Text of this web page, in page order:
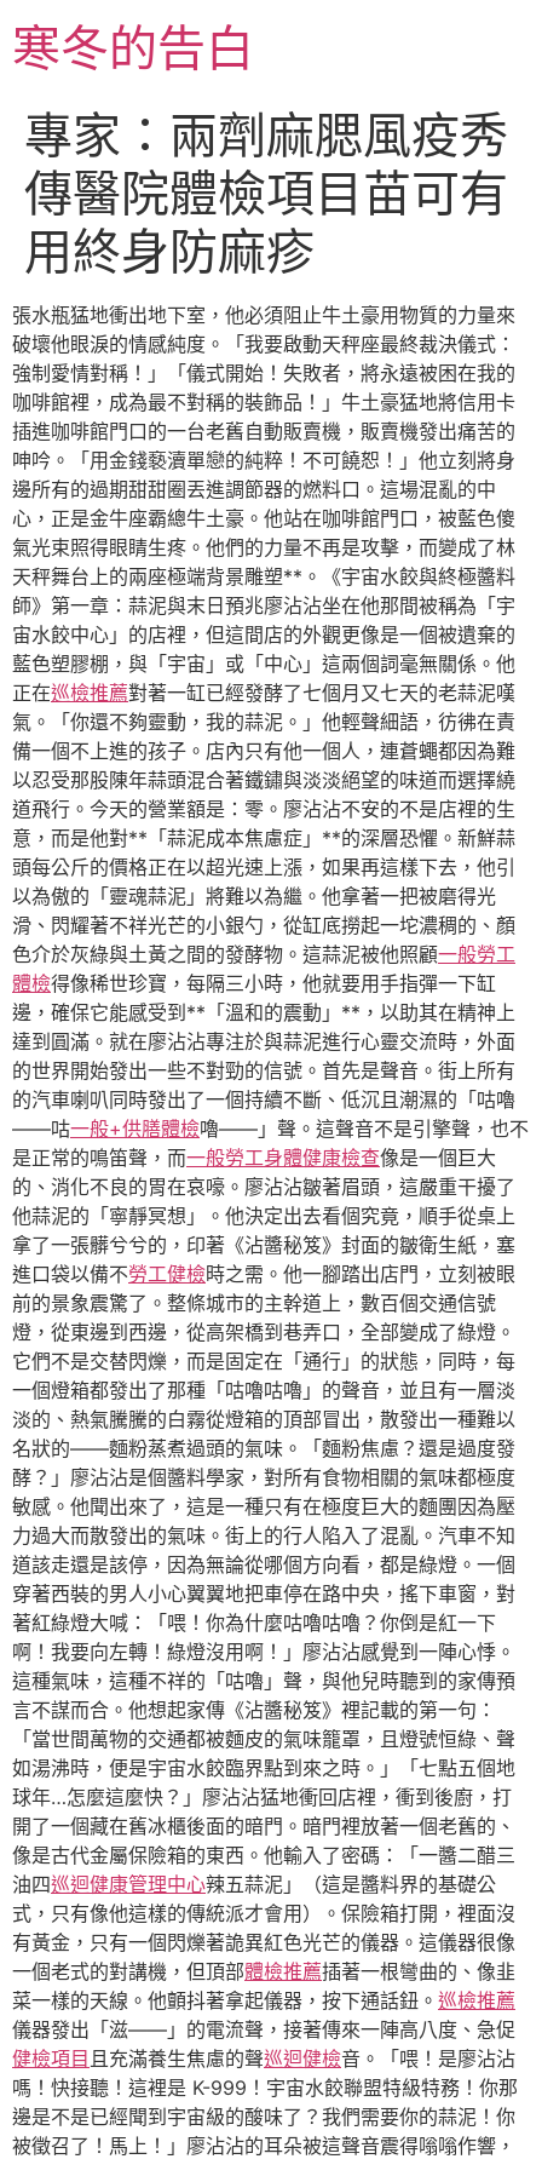
至
主寒冬的告白
專家：兩劑麻腮風疫秀
傳醫院體檢項目苗可有
用終身防麻疹
張水瓶猛地衝出地下室，他必須阻止牛土豪用物質的力量來
破壞他眼淚的情感純度。「我要啟動天秤座最終裁決儀式：
強制愛情對稱！」「儀式開始！失敗者，將永遠被困在我的
咖啡館裡，成為最不對稱的裝飾品！」牛土豪猛地將信用卡
插進咖啡館門口的一台老舊自動販賣機，販賣機發出痛苦的
呻吟。「用金錢褻瀆單戀的純粹！不可饒恕！」他立刻將身
邊所有的過期甜甜圈丟進調節器的燃料口。這場混亂的中
心，正是金牛座霸總牛土豪。他站在咖啡館門口，被藍色傻
氣光束照得眼睛生疼。他們的力量不再是攻擊，而變成了林
天秤舞台上的兩座極端背景雕塑**。《宇宙水餃與終極醬料
師》第一章：蒜泥與末日預兆廖沾沾坐在他那間被稱為「宇
宙水餃中心」的店裡，但這間店的外觀更像是一個被遺棄的
藍色塑膠棚，與「宇宙」或「中心」這兩個詞毫無關係。他
正在巡檢推薦對著一缸已經發酵了七個月又七天的老蒜泥嘆
氣。「你還不夠靈動，我的蒜泥。」他輕聲細語，彷彿在責
備一個不上進的孩子。店內只有他一個人，連蒼蠅都因為難
以忍受那股陳年蒜頭混合著鐵鏽與淡淡絕望的味道而選擇繞
道飛行。今天的營業額是：零。廖沾沾不安的不是店裡的生
意，而是他對**「蒜泥成本焦慮症」**的深層恐懼。新鮮蒜
頭每公斤的價格正在以超光速上漲，如果再這樣下去，他引
以為傲的「靈魂蒜泥」將難以為繼。他拿著一把被磨得光
滑、閃耀著不祥光芒的小銀勺，從缸底撈起一坨濃稠的、顏
色介於灰綠與土黃之間的發酵物。這蒜泥被他照顧一般勞工
體檢得像稀世珍寶，每隔三小時，他就要用手指彈一下缸
邊，確保它能感受到**「溫和的震動」**，以助其在精神上
達到圓滿。就在廖沾沾專注於與蒜泥進行心靈交流時，外面
的世界開始發出一些不對勁的信號。首先是聲音。街上所有
的汽車喇叭同時發出了一個持續不斷、低沉且潮濕的「咕嚕
——咕一般+供膳體檢嚕——」聲。這聲音不是引擎聲，也不
是正常的鳴笛聲，而一般勞工身體健康檢查像是一個巨大
的、消化不良的胃在哀嚎。廖沾沾皺著眉頭，這嚴重干擾了
他蒜泥的「寧靜冥想」。他決定出去看個究竟，順手從桌上
拿了一張髒兮兮的，印著《沾醬秘笈》封面的皺衛生紙，塞
進口袋以備不勞工健檢時之需。他一腳踏出店門，立刻被眼
前的景象震驚了。整條城市的主幹道上，數百個交通信號
燈，從東邊到西邊，從高架橋到巷弄口，全部變成了綠燈。
它們不是交替閃爍，而是固定在「通行」的狀態，同時，每
一個燈箱都發出了那種「咕嚕咕嚕」的聲音，並且有一層淡
淡的、熱氣騰騰的白霧從燈箱的頂部冒出，散發出一種難以
名狀的——麵粉蒸煮過頭的氣味。「麵粉焦慮？還是過度發
酵？」廖沾沾是個醬料學家，對所有食物相關的氣味都極度
敏感。他聞出來了，這是一種只有在極度巨大的麵團因為壓
力過大而散發出的氣味。街上的行人陷入了混亂。汽車不知
道該走還是該停，因為無論從哪個方向看，都是綠燈。一個
穿著西裝的男人小心翼翼地把車停在路中央，搖下車窗，對
著紅綠燈大喊：「喂！你為什麼咕嚕咕嚕？你倒是紅一下
啊！我要向左轉！綠燈沒用啊！」廖沾沾感覺到一陣心悸。
這種氣味，這種不祥的「咕嚕」聲，與他兒時聽到的家傳預
言不謀而合。他想起家傳《沾醬秘笈》裡記載的第一句：
「當世間萬物的交通都被麵皮的氣味籠罩，且燈號恒綠、聲
如湯沸時，便是宇宙水餃臨界點到來之時。」「七點五個地
球年…怎麼這麼快？」廖沾沾猛地衝回店裡，衝到後廚，打
開了一個藏在舊冰櫃後面的暗門。暗門裡放著一個老舊的、
像是古代金屬保險箱的東西。他輸入了密碼：「一醬二醋三
油四巡迴健康管理中心辣五蒜泥」（這是醬料界的基礎公
式，只有像他這樣的傳統派才會用）。保險箱打開，裡面沒
有黃金，只有一個閃爍著詭異紅色光芒的儀器。這儀器很像
一個老式的對講機，但頂部體檢推薦插著一根彎曲的、像韭
菜一樣的天線。他顫抖著拿起儀器，按下通話鈕。 巡檢推薦
儀器發出「滋——」的電流聲，接著傳來一陣高八度、急促
健檢項目 且充滿養生焦慮的聲巡迴健檢音。「喂！是廖沾沾
嗎！快接聽！這裡是 K-999！宇宙水餃聯盟特級特務！你那
邊是不是已經聞到宇宙級的酸味了？我們需要你的蒜泥！你
被徵召了！馬上！」廖沾沾的耳朵被這聲音震得嗡嗡作響，